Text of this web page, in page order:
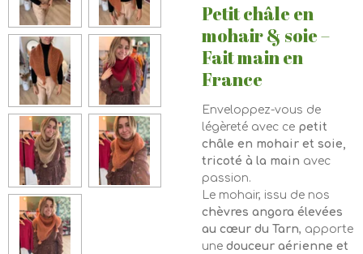
Petit châle en
mohair & soie –
Fait main en
France
Enveloppez-vous de
légèreté avec ce petit
châle en mohair et soie,
tricoté à la main avec
passion.
Le mohair, issu de nos
chèvres angora élevées
au cœur du Tarn, apporte
une douceur aérienne et